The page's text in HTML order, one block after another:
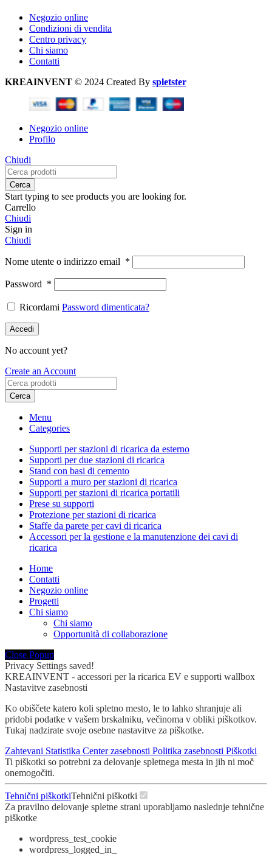
Negozio online
Condizioni di vendita
Centro privacy
Chi siamo
Contatti
KREAINVENT © 2024 Created By spletster
Negozio online
Profilo
Chiudi
Cerca
Start typing to see products you are looking for.
Carrello
Chiudi
Sign in
Chiudi
Nome utente o indirizzo email *
Password *
Ricordami Password dimenticata?
Accedi
No account yet?
Create an Account
Cerca
Menu
Categories
Supporti per stazioni di ricarica da esterno
Supporti per due stazioni di ricarica
Stand con basi di cemento
Supporti a muro per stazioni di ricarica
Supporti per stazioni di ricarica portatili
Prese su supporti
Protezione per stazioni di ricarica
Staffe da parete per cavi di ricarica
Accessori per la gestione e la manutenzione dei cavi di
ricarica
Home
Contatti
Negozio online
Progetti
Chi siamo
Chi siamo
Opportunità di collaborazione
Close Popup
Privacy Settings saved!
KREAINVENT - accessori per la ricarica EV e supporti wallbox
Nastavitve zasebnosti
Ko obiščete katero koli spletno mesto, le to lahko shranjuje ali
pridobi podatke v vašem brskalniku, večinoma v obliki piškotkov.
Tukaj nadzirate svoje osebne nastavitve za piškotke.
Zahtevani Statistika Center zasebnosti Politika zasebnosti Piškotki
Ti piškotki so potrebni za delovanje spletnega mesta in jih ni moč
onemogočiti.
Tehnični piškotkiTehnični piškotki
Za pravilno delovanje spletne strani uporabljamo naslednje tehnične
piškotke
wordpress_test_cookie
wordpress_logged_in_